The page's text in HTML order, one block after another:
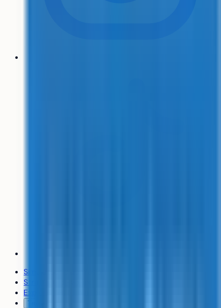
Simulateur d’admission
Stratégie de vœux
Explorer les formations
Trouver un coach